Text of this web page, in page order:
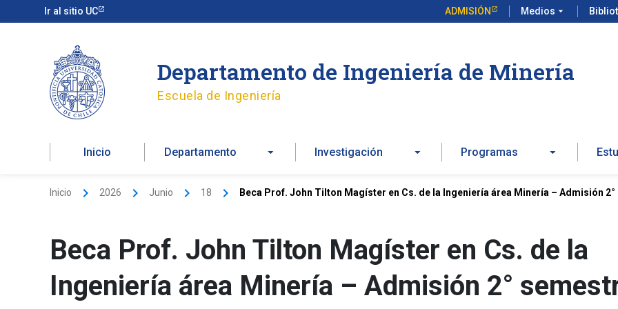
Ir al sitio UC ADMISIÓN Medios arrow_drop_down
al
Departamento de Ingeniería de Minería
Escuela de Ingeniería
Inicio Departamento Investigación Programas
Inicio 2026 Junio 18 Beca Prof. John Tilton Magíster en Cs. de la Ingeniería área Minería – Admisión
Beca Prof. John Tilton Magíster en Cs. de la
Ingeniería área Minería – Admisión 2°